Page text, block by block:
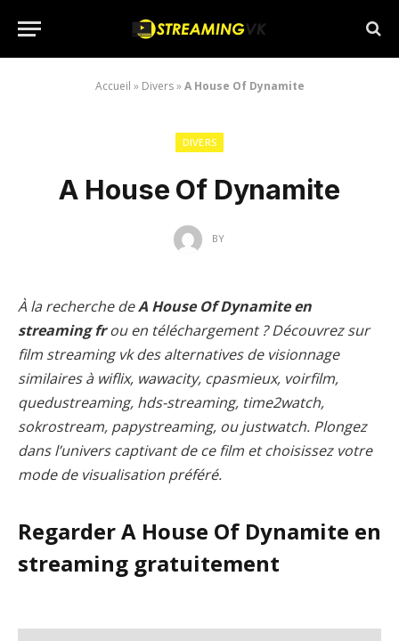
Accueil » Divers»A House Of Dynamite
DIVERS
A House Of Dynamite
BY
À la recherche deA House Of Dynamite en
streaming frou en téléchargement ? Découvrez sur
film streaming vk des alternatives de visionnage
similaires à wiflix, wawacity, cpasmieux, voirfilm,
quedustreaming, hds-streaming, time2watch,
sokrostream, papystreaming, ou justwatch. Plongez
dans l’univers captivant de ce film et choisissez votre
mode de visualisation préféré.
Regarder A House Of Dynamite en
streaming gratuitement